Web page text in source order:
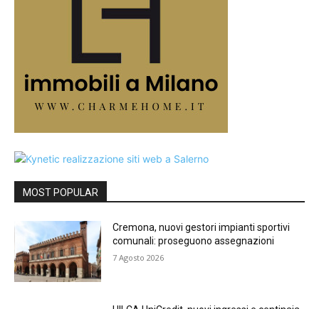
MOST POPULAR
Cremona, nuovi gestori impianti sportivi
comunali: proseguono assegnazioni
7 Agosto 2026